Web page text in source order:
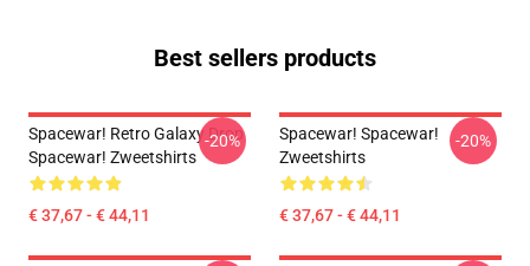
Best sellers products
Spacewar! Retro Galaxy Drop
Spacewar! Zweetshirts
€ 37,67 - € 44,11
-20%
Spacewar! Spacewar!
Zweetshirts
€ 37,67 - € 44,11
-20%